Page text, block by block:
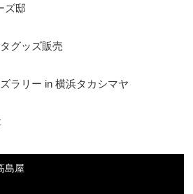
ズ邸
グッズ販売
ラリー in 横浜タカシマヤ
島屋